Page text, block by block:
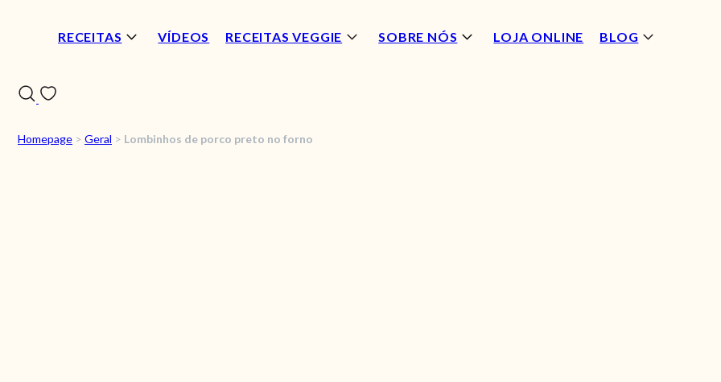
RECEITAS VÍDEOS RECEITAS VEGGIE SOBRE NÓS LOJA ONLINE BLOG
Homepage > Geral > Lombinhos de porco preto no forno